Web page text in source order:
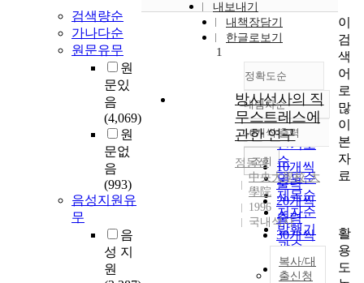
검색량순
가나다순
원문유무
원
문있
음
(4,069)
원
문없
음
(993)
음성지원유
무
음
성 지
원
내보내기
내책장담기
한글로보기
정확도순
정확도
순
인기도
순
연도순
제목순
저자순
발행기
관순
내림차순
내림차순
10개씩 출력
10개씩
출력
20개씩
출력
30개씩
50개씩
조회
1
방사선사의 직
무스트레스에
관한 연구
정동성
中央大學校 大
學院
1996
국내석사
복사/대
출신청
이
검
색
어
로
많
이
본
자
료
활
용
도